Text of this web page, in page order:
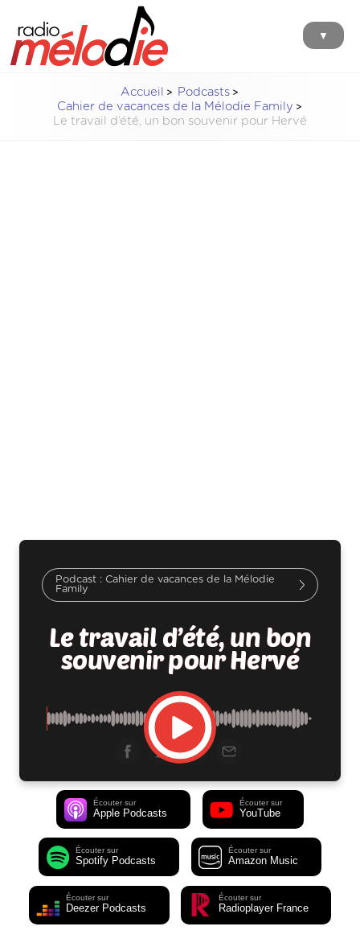
▼
Accueil
Podcasts
Cahier de vacances de la Mélodie Family
Le travail d’été, un bon souvenir pour Hervé
Cahier de vacances de la Mélodie
Family
Le travail d’été, un bon
souvenir pour Hervé
Écouter sur
Apple Podcasts
Écouter sur
YouTube
Écouter sur
Spotify Podcasts
Écouter sur
Amazon Music
Écouter sur
Deezer Podcasts
Écouter sur
Radioplayer France